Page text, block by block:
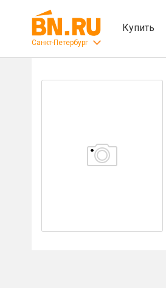
Санкт-Петербург
Купить